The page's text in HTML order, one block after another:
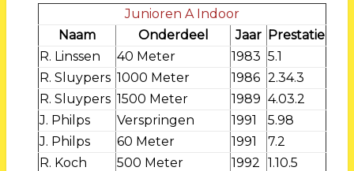
Junioren A Indoor
Naam
Onderdeel Jaar Prestatie
R. Linssen
40 Meter 1983 5.1
R. Sluypers 1000 Meter 1986 2.34.3
R. Sluypers 1500 Meter 1989 4.03.2
J. Philps
Verspringen 1991
5.98
J. Philps
60 Meter 1991
7.2
R. Koch
500 Meter 1992 1.10.5